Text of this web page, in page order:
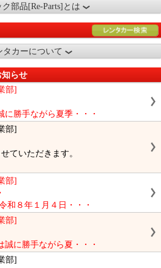
部品[Re-Parts]とは
タカーについて
らせ
部]
に勝手ながら夏季・・・
部]
ていただきます。
部]
和８年１月４日・・・
部]
誠に勝手ながら夏・・・
部]